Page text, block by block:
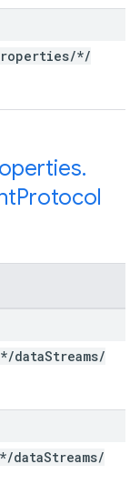
/*/
.
Protocol
*/dataStreams/
*/dataStreams/